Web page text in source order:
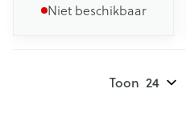
Niet beschikbaar
Toon